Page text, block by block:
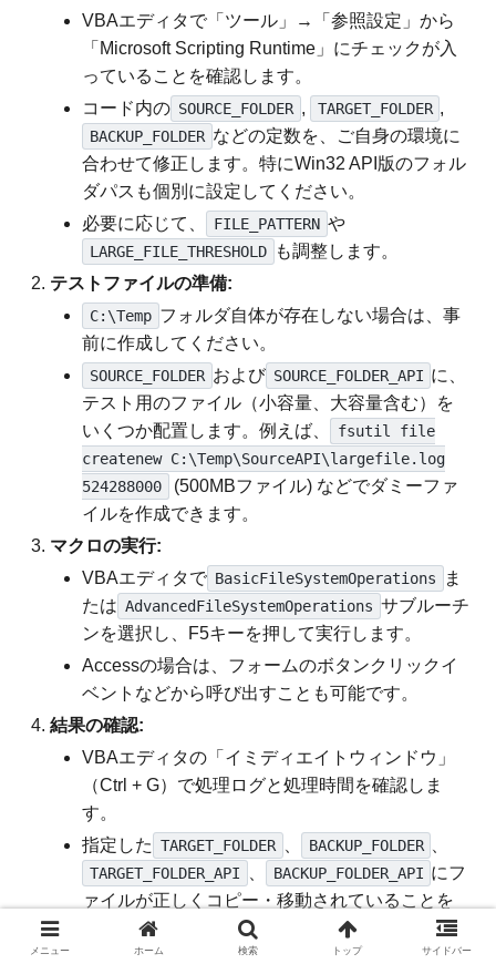
VBAエディタで「ツール」→「参照設定」から
「Microsoft Scripting Runtime」にチェックが入
っていることを確認します。
コード内の SOURCE_FOLDER , TARGET_FOLDER ,
BACKUP_FOLDER などの定数を、ご自身の環境に
合わせて修正します。特にWin32 API版のフォル
ダパスも個別に設定してください。
必要に応じて、
FILE_PATTERN や
LARGE_FILE_THRESHOLD
も調整します。
テストファイルの準備:
C:\Temp フォルダ自体が存在しない場合は、事
前に作成してください。
SOURCE_FOLDER および SOURCE_FOLDER_API に、
テスト用のファイル（小容量、大容量含む）を
いくつか配置します。例えば、
fsutil file
createnew C:\Temp\SourceAPI\largefile.log
524288000
(500MBファイル) などでダミーファ
イルを作成できます。
マクロの実行:
VBAエディタで BasicFileSystemOperations
ま
たは AdvancedFileSystemOperations サブルーチ
ンを選択し、F5キーを押して実行します。
Accessの場合は、フォームのボタンクリックイ
ベントなどから呼び出すことも可能です。
結果の確認:
VBAエディタの「イミディエイトウィンドウ」
（Ctrl + G）で処理ログと処理時間を確認しま
す。
指定した TARGET_FOLDER BACKUP_FOLDER
TARGET_FOLDER_API BACKUP_FOLDER_API にフ
ァイルが正しくコピー・移動されていることを
確認します。
メニュー ホーム 検索 トップ サイドバー